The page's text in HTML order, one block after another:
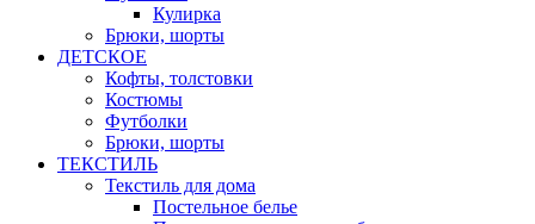
Кулирка
Брюки, шорты
ДЕТСКОЕ
Кофты, толстовки
Костюмы
Футболки
Брюки, шорты
ТЕКСТИЛЬ
Текстиль для дома
Постельное белье